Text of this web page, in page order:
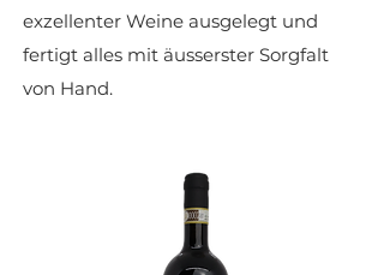
exzellenter Weine ausgelegt und
fertigt alles mit äusserster Sorgfalt
von Hand.